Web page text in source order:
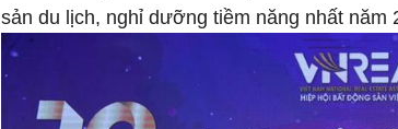
sản du lịch, nghỉ dưỡng tiềm năng nhất năm